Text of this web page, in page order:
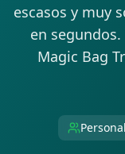
escasos y muy
en
Magic Bag